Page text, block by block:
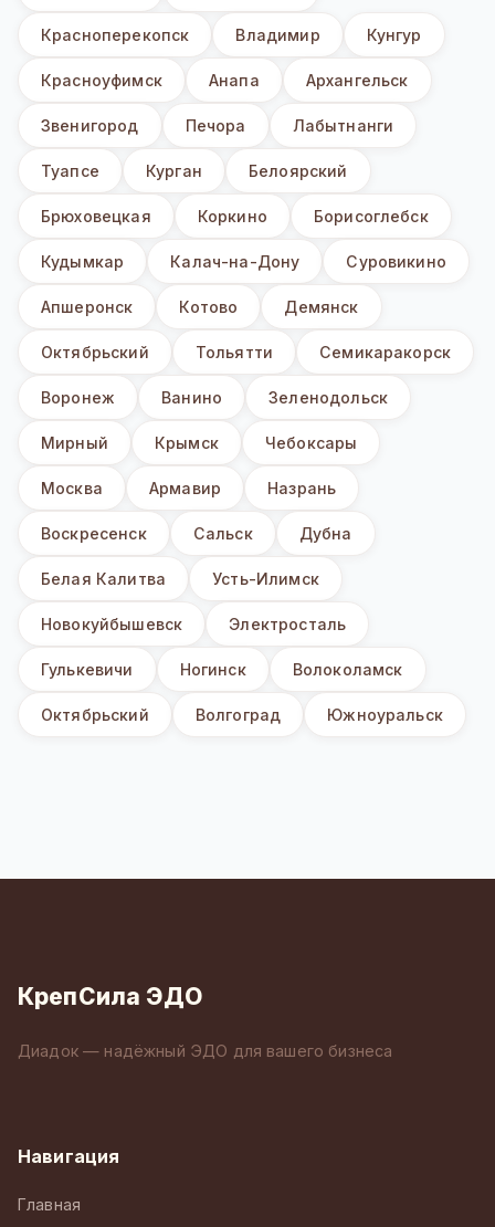
Красноперекопск Владимир Кунгур
Красноуфимск Анапа Архангельск
Звенигород Печора Лабытнанги
Туапсе Курган Белоярский
Брюховецкая Коркино Борисоглебск
Кудымкар Калач-на-Дону Суровикино
Апшеронск Котово Демянск
Октябрьский Тольятти Семикаракорск
Воронеж Ванино Зеленодольск
Мирный Крымск Чебоксары
Москва Армавир Назрань
Воскресенск Сальск Дубна
Белая Калитва Усть-Илимск
Новокуйбышевск Электросталь
Гулькевичи Ногинск Волоколамск
Октябрьский Волгоград Южноуральск
КрепСила ЭДО
Диадок — надёжный ЭДО для вашего бизнеса
Навигация
Главная